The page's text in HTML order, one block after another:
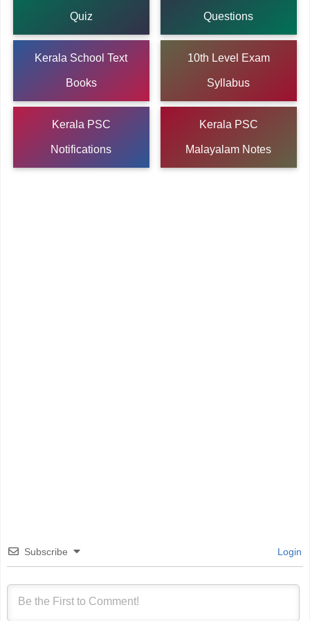
Quiz Questions
Kerala School Text
Books
10th Level Exam
Syllabus
Kerala PSC
Notifications
Kerala PSC
Malayalam Notes
Subscribe Login